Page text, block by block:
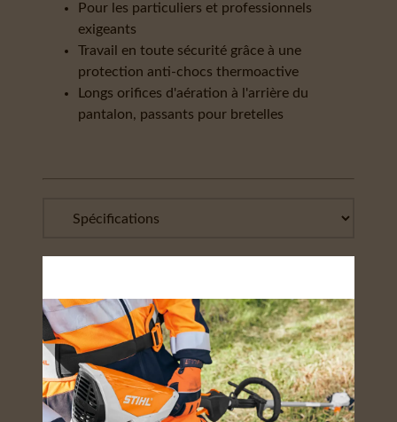
Pour les particuliers et professionnels
exigeants
Travail en toute sécurité grâce à une
protection anti-chocs thermoactive
Longs orifices d'aération à l'arrière du
pantalon, passants pour bretelles